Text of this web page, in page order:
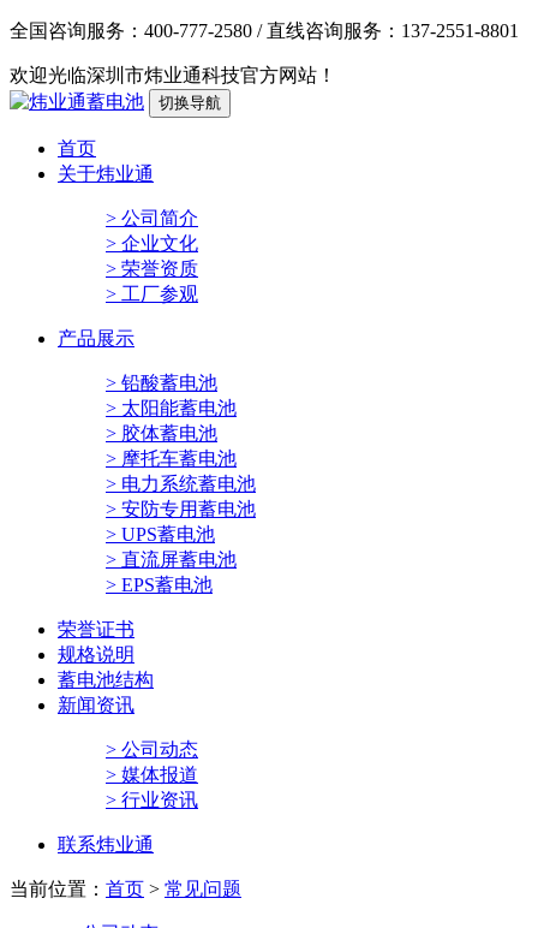
全国咨询服务： 400-777-2580 / 直线咨询服务： 137-2551-8801
欢迎光临深圳市炜业通科技官方网站！
切换导航
首页
关于炜业通
> 公司简介
> 企业文化
> 荣誉资质
> 工厂参观
产品展示
> 铅酸蓄电池
> 太阳能蓄电池
> 胶体蓄电池
> 摩托车蓄电池
> 电力系统蓄电池
> 安防专用蓄电池
> UPS蓄电池
> 直流屏蓄电池
> EPS蓄电池
荣誉证书
规格说明
蓄电池结构
新闻资讯
> 公司动态
> 媒体报道
> 行业资讯
联系炜业通
当前位置： 首页 > 常见问题